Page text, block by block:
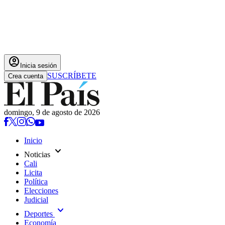
account_circle Inicia sesión
Crea cuenta SUSCRÍBETE
domingo, 9 de agosto de 2026
Inicio
Noticias expand_more
Cali
Licita
Política
Elecciones
Judicial
Deportes expand_more
Economía